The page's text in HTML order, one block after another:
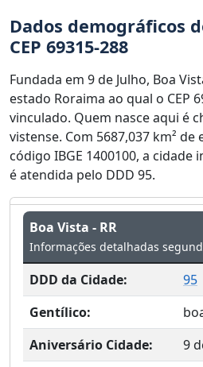
Dados demográficos
CEP 69315-288
Fundada em 9 de Julho, Boa
estado Roraima ao qual o CEP
vinculado. Quem nasce aqui é
vistense. Com 5687,037 km²
código IBGE 1400100, a
é atendida pelo DDD 95.
Boa Vista - RR
Informações detalhadas
DDD da Cidade:
95
Gentílico:
Aniversário Cidade:
9